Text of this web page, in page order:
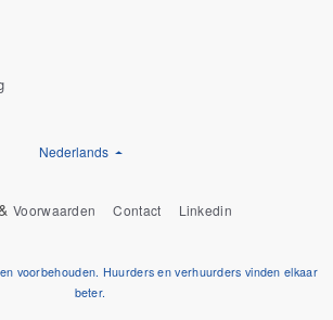
Nederlands
Voorwaarden Contact Linkedin
voorbehouden. Huurders en verhuurders vinden elkaar
beter.